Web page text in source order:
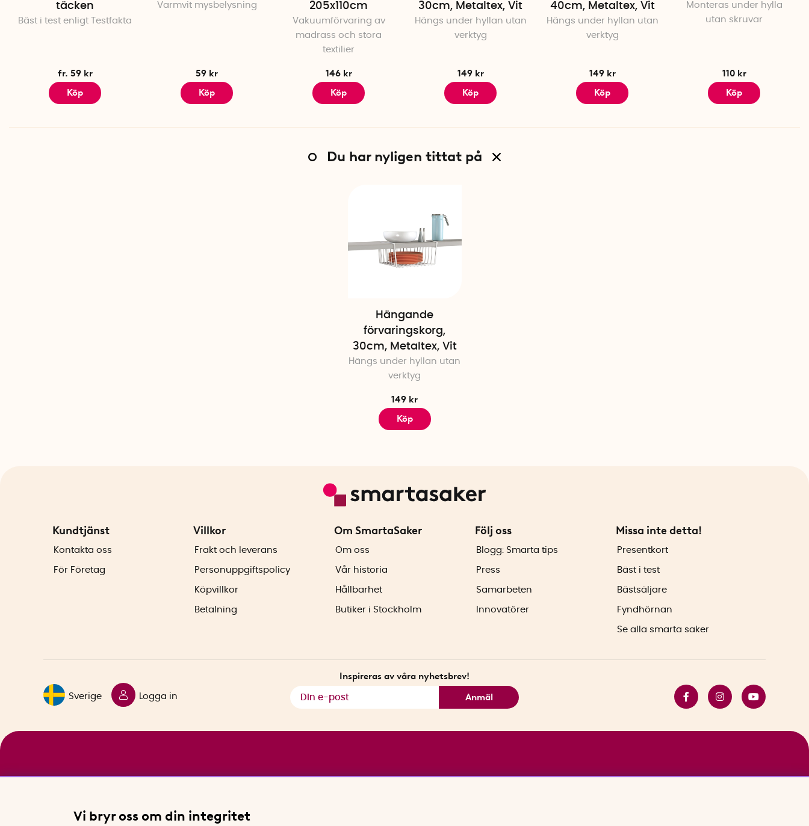
täcken
Bäst i test enligt Testfakta
fr. 59 kr
Köp
Varmvit mysbelysning
59 kr
Köp
205x110cm
Vakuumförvaring av
madrass och stora
textilier
146 kr
Köp
30cm, Metaltex, Vit
Hängs under hyllan utan
verktyg
149 kr
Köp
40cm, Metaltex, Vit
Hängs under hyllan utan
verktyg
149 kr
Köp
Monteras under hylla
utan skruvar
110 kr
Köp
Du har nyligen tittat på
Hängande
förvaringskorg,
30cm, Metaltex, Vit
Hängs under hyllan utan
verktyg
149 kr
Köp
Kundtjänst
Kontakta oss
För Företag
Villkor
Frakt och leverans
Personuppgiftspolicy
Köpvillkor
Betalning
Om SmartaSaker
Om oss
Vår historia
Hållbarhet
Butiker i Stockholm
Följ oss
Blogg: Smarta tips
Press
Samarbeten
Innovatörer
Missa inte detta!
Presentkort
Bäst i test
Bästsäljare
Fyndhörnan
Se alla smarta saker
Sverige Logga in
Inspireras av våra nyhetsbrev!
Anmäl
Vi bryr oss om din integritet